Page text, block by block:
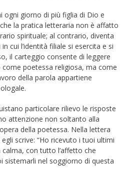
ogni giorno di più figlia di Dio e
la pratica letteraria non è affatto
spirituale; al contrario, diventa
cui l’identità filiale si esercita e si
il carteggio consente di leggere
poetessa religiosa, ma come
della parola appartiene
particolare rilievo le risposte
attenzione non soltanto alla
della poetessa. Nella lettera
scrive: “Ho ricevuto i tuoi ultimi
con tutto l’affetto che
sistemarli nel soggiorno di questa